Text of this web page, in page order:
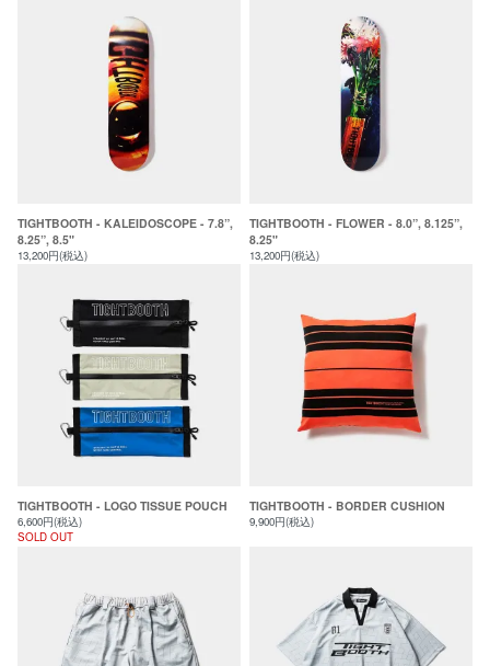
TIGHTBOOTH - KALEIDOSCOPE - 7.8”,
8.25”, 8.5"
13,200円(税込)
TIGHTBOOTH - FLOWER - 8.0”, 8.125”,
8.25"
13,200円(税込)
TIGHTBOOTH - LOGO TISSUE POUCH
6,600円(税込)
SOLD OUT
TIGHTBOOTH - BORDER CUSHION
9,900円(税込)